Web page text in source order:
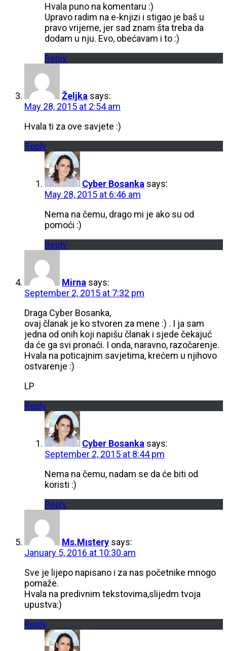
Hvala puno na komentaru :)
Upravo radim na e-knjizi i stigao je baš u
pravo vrijeme, jer sad znam šta treba da
dodam u nju. Evo, obećavam i to :)
Reply
Željka says:
May 28, 2015 at 2:54 am
Hvala ti za ove savjete :)
Reply
Cyber Bosanka says:
May 28, 2015 at 6:46 am
Nema na čemu, drago mi je ako su od
pomoći :)
Reply
Mirna says:
September 2, 2015 at 7:32 pm
Draga Cyber Bosanka,
ovaj članak je ko stvoren za mene :) . I ja sam
jedna od onih koji napišu članak i sjede čekajuć
da će ga svi pronaći. I onda, naravno, razočarenje.
Hvala na poticajnim savjetima, krećem u njihovo
ostvarenje :)
LP
Reply
Cyber Bosanka says:
September 2, 2015 at 8:44 pm
Nema na čemu, nadam se da će biti od
koristi :)
Reply
Ms.Mıstery says:
January 5, 2016 at 10:30 am
Sve je lıjepo napisano i za nas početnike mnogo
pomaže.
Hvala na predivnim tekstovima,slijedm tvoja
upustva:)
Reply